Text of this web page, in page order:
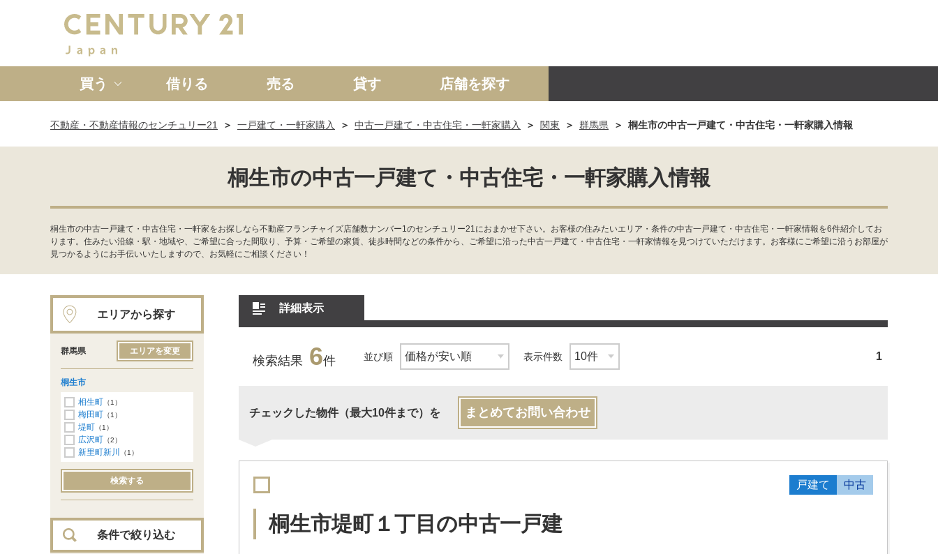
買う
新築一戸建て 中古一戸建て マンション 土地 事業投資用
借りる 売る 貸す 店舗を探す
不動産・不動産情報のセンチュリー21 一戸建て・一軒家購入 中古一戸建て・中古住宅・一軒家購入 関東 群馬県 桐生市の中古一戸建て・中古住宅・一軒家購入情報
桐生市の中古一戸建て・中古住宅・一軒家購入情報
桐生市の中古一戸建て・中古住宅・一軒家をお探しなら不動産フランチャイズ店舗数ナンバー1のセンチュリー21におまかせ下さい。お客様の住みたいエリア・条件の中古一戸建て・中古住宅・一軒家情報を6件紹介してお
ります。住みたい沿線・駅・地域や、ご希望に合った間取り、予算・ご希望の家賃、徒歩時間などの条件から、ご希望に沿った中古一戸建て・中古住宅・一軒家情報を見つけていただけます。お客様にご希望に沿うお部屋が
見つかるようにお手伝いいたしますので、お気軽にご相談ください！
詳細表示
検索結果 6件 並び順 表示件数 1
チェックした物件（最大10件まで）を まとめてお問い合わせ
戸建て 中古
桐生市堤町１丁目の中古一戸建
エリアから探す
群馬県 エリアを変更
桐生市
相生町 （1）
梅田町 （1）
堤町 （1）
広沢町 （2）
新里町新川 （1）
検索する
条件で絞り込む